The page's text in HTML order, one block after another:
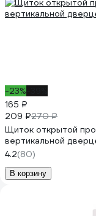
-23%
165 ₽
209 ₽270 ₽
Щиток открытой
вертикальной
4.2(80)
В корзину